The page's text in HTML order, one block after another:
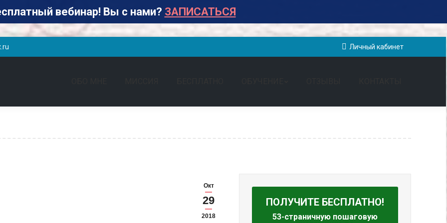
вебинар! Вы с нами? ЗАПИСАТЬСЯ
Личный кабинет
Окт
29
2018
ПОЛУЧИТЕ БЕСПЛАТНО!
53-страничную пошаговую